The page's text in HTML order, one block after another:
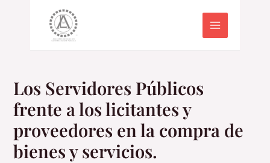
MAIN
MENU
Los Servidores Públicos
frente a los licitantes y
proveedores en la compra de
bienes y servicios.